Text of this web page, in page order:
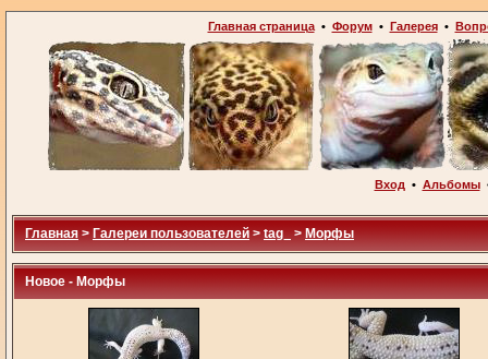
Главная страница• Форум• Галерея•
Вход • Альбомы
Главная > Галереи пользователей > tag_ > Морфы
Новое - Морфы